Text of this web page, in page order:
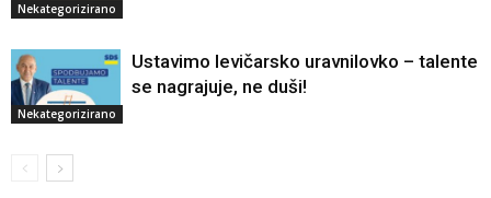
Nekategorizirano
Nekategorizirano
Ustavimo levičarsko uravnilovko – talente
se nagrajuje, ne duši!